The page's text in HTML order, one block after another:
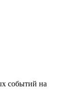
событий на